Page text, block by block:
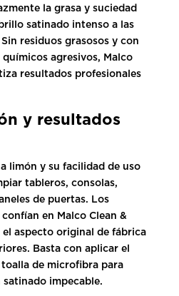
la grasa y suciedad
satinado intenso a las
residuos grasosos y con
agresivos, Malco
resultados profesionales
y resultados
limón y su facilidad de uso
tableros, consolas,
de puertas. Los
en Malco Clean &
aspecto original de fábrica
Basta con aplicar el
de microfibra para
impecable.